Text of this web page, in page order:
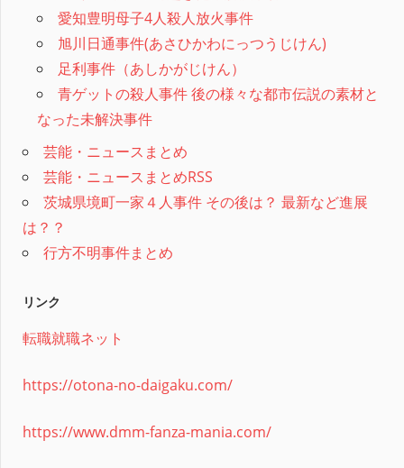
愛知豊明母子4人殺人放火事件
旭川日通事件(あさひかわにっつうじけん)
足利事件（あしかがじけん）
青ゲットの殺人事件 後の様々な都市伝説の素材と
なった未解決事件
芸能・ニュースまとめ
芸能・ニュースまとめRSS
茨城県境町一家４人事件 その後は？ 最新など進展
は？？
行方不明事件まとめ
リンク
転職就職ネット
https://otona-no-daigaku.com/
https://www.dmm-fanza-mania.com/